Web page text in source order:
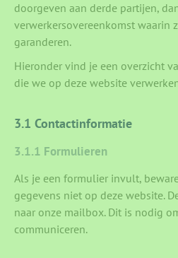
doorgeven aan derde partijen,
verwerkersovereenkomst waarin
garanderen.
Hieronder vind je een overzicht
die we op deze website
3.1 Contactinformatie
3.1.1 Formulieren
Als je een formulier invult,
gegevens niet op deze website.
naar onze mailbox. Dit is nodig
communiceren.